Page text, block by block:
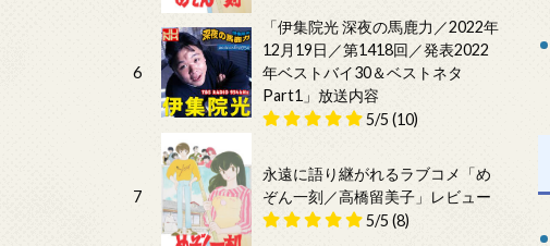
6
「伊集院光 深夜の馬鹿力／2022年
12月19日／第1418回／発表2022
年ベストバイ30＆ベストネタ
Part1」放送内容
5/5 (10)
7
永遠に語り継がれるラブコメ「め
ぞん一刻／高橋留美子」レビュー
5/5 (8)